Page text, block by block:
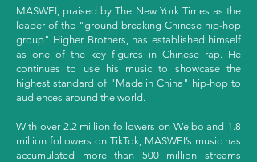
MASWEI, praised by The New York Times as the
leader of the "ground breaking Chinese hip-hop
group" Higher Brothers, has established himself
as one of the key figures in Chinese rap. He
continues to use his music to showcase the
highest standard of "Made in China" hip-hop to
audiences around the world.
With over 2.2 million followers on Weibo and 1.8
million followers on TikTok, MASWEI’s music has
accumulated more than 500 million streams